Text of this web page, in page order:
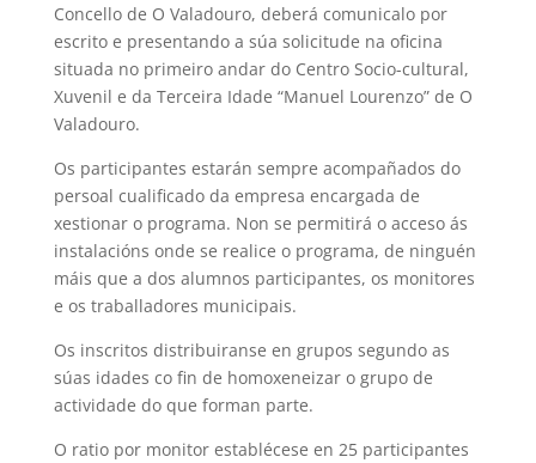
Concello de O Valadouro, deberá comunicalo por
escrito e presentando a súa solicitude na oficina
situada no primeiro andar do Centro Socio-cultural,
Xuvenil e da Terceira Idade “Manuel Lourenzo” de O
Valadouro.
Os participantes estarán sempre acompañados do
persoal cualificado da empresa encargada de
xestionar o programa. Non se permitirá o acceso ás
instalacións onde se realice o programa, de ninguén
máis que a dos alumnos participantes, os monitores
e os traballadores municipais.
Os inscritos distribuiranse en grupos segundo as
súas idades co fin de homoxeneizar o grupo de
actividade do que forman parte.
O ratio por monitor establécese en 25 participantes